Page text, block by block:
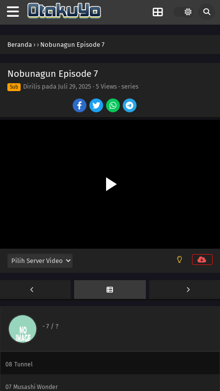
Beranda › › Nobunagun Episode 7
Nobunagun Episode 7
Sub Dirilis pada Juli 29, 2025 · 5 Views · series
- 7 / ?
13 Nobunagun
Dogoo
Sio and Kaoru
08 Tunnel
07 Musashi Wonder